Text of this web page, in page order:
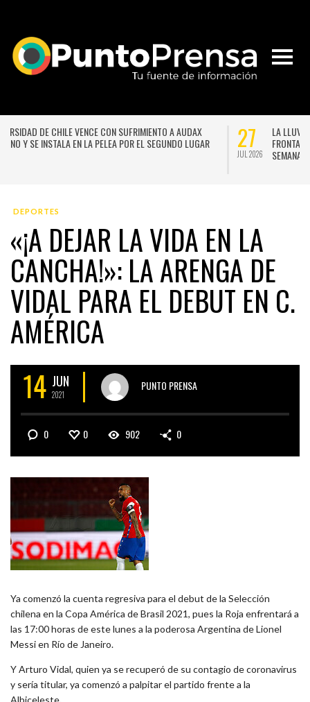
21
NACE LA PRIMERA ESCUELA MUJERES TECNO-CREATIVAS DE
CHILE PARA FORMAR EN NUEVAS TECNOLOGÍAS APLICADAS A
JUL
DEPORTES
«¡A DEJAR LA VIDA EN LA
CANCHA!»: LA ARENGA DE
VIDAL PARA EL DEBUT EN C.
AMÉRICA
14 JUN
2021
PUNTO PRENSA
0 0 902 0
Ya comenzó la cuenta regresiva para el debut de la Selección
chilena en la Copa América de Brasil 2021, pues la Roja enfrentará a
las 17:00 horas de este lunes a la poderosa Argentina de Lionel
Messi en Río de Janeiro.
Y Arturo Vidal, quien ya se recuperó de su contagio de coronavirus
y sería titular, ya comenzó a palpitar el partido frente a la
Albiceleste.